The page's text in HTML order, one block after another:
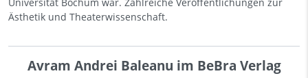
Ästhetik und Theaterwissenschaft.
Avram Andrei Baleanu im BeBra Verlag